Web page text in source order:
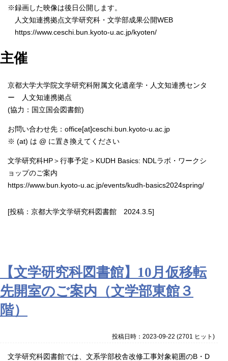
※録画した映像は後日公開します。
人文知連携拠点文学研究科・文学部成果公開WEB
https://www.ceschi.bun.kyoto-u.ac.jp/kyoten/
主催
京都大学大学院文学研究科附属文化遺産学・人文知連携センタ
ー 人文知連携拠点
(協力：国立国会図書館)
お問い合わせ先：office[at]ceschi.bun.kyoto-u.ac.jp
※ (at) は @ に置き換えてください
文学研究科HP＞行事予定＞KUDH Basics: NDLラボ・ワークシ
ョップのご案内
https://www.bun.kyoto-u.ac.jp/events/kudh-basics2024spring/
[投稿：京都大学文学研究科図書館 2024.3.5]
【文学研究科図書館】10月仮移転
先開室のご案内（文学部東館３
階）
投稿日時：2023-09-22 (2701 ヒット )
文学研究科図書館では、文系学部校舎改修工事対象範囲のB・D